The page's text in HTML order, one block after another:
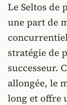
Le Seltos de
une part de
concurrentiel
stratégie de
successeur.
allongée, le
long et offre